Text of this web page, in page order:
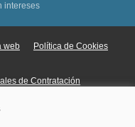
intereses
web Política de Cookies
de Contratación